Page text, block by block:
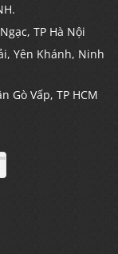
TP Hà Nội
Yên Khánh, Ninh
Gò Vấp, TP HCM